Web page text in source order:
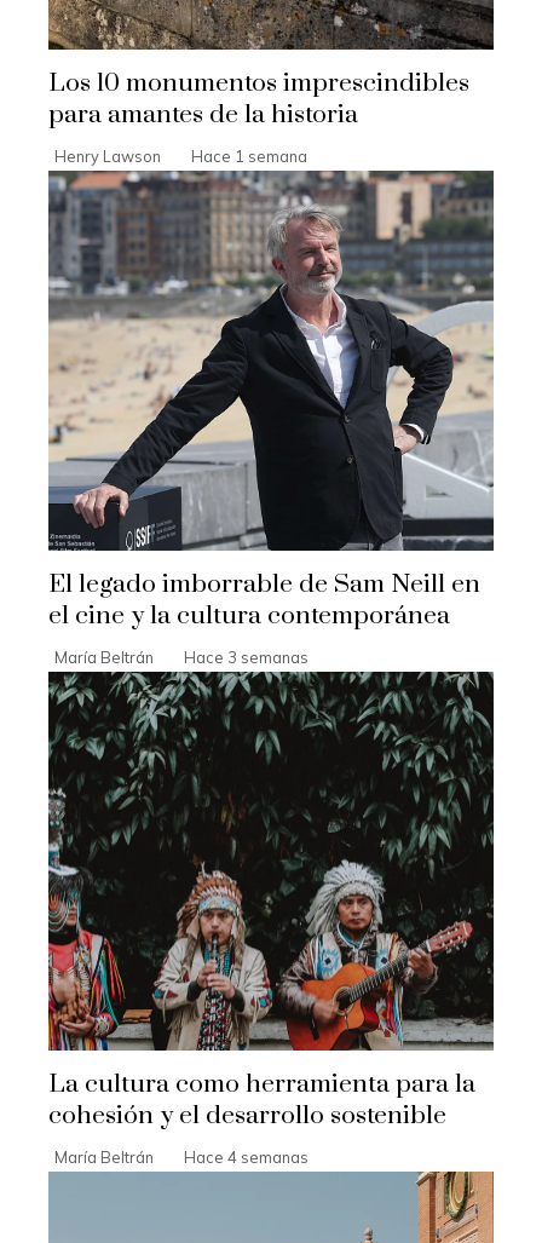
Los 10 monumentos imprescindibles
para amantes de la historia
Henry Lawson Hace 1 semana
El legado imborrable de Sam Neill en
el cine y la cultura contemporánea
María Beltrán Hace 3 semanas
La cultura como herramienta para la
cohesión y el desarrollo sostenible
María Beltrán Hace 4 semanas